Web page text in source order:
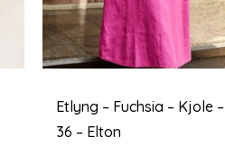
Etlyng – Fuchsia – Kjole –
36 – Elton